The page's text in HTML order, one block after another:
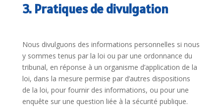
3. Pratiques de divulgation
Nous divulguons des informations personnelles si nous
y sommes tenus par la loi ou par une ordonnance du
tribunal, en réponse à un organisme d’application de la
loi, dans la mesure permise par d’autres dispositions
de la loi, pour fournir des informations, ou pour une
enquête sur une question liée à la sécurité publique.